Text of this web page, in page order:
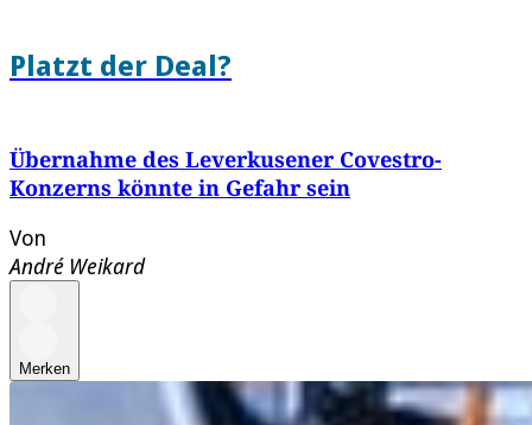
Platzt der Deal?
Übernahme des Leverkusener Covestro-
Konzerns könnte in Gefahr sein
Von
André Weikard
Merken